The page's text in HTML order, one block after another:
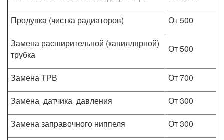
Продувка (чистка радиаторов)
От 500
Замена расширительной (капиллярной)
трубка
От 500
Замена ТРВ
От 700
Замена датчика давления
От 300
Замена заправочного ниппеля
От 300